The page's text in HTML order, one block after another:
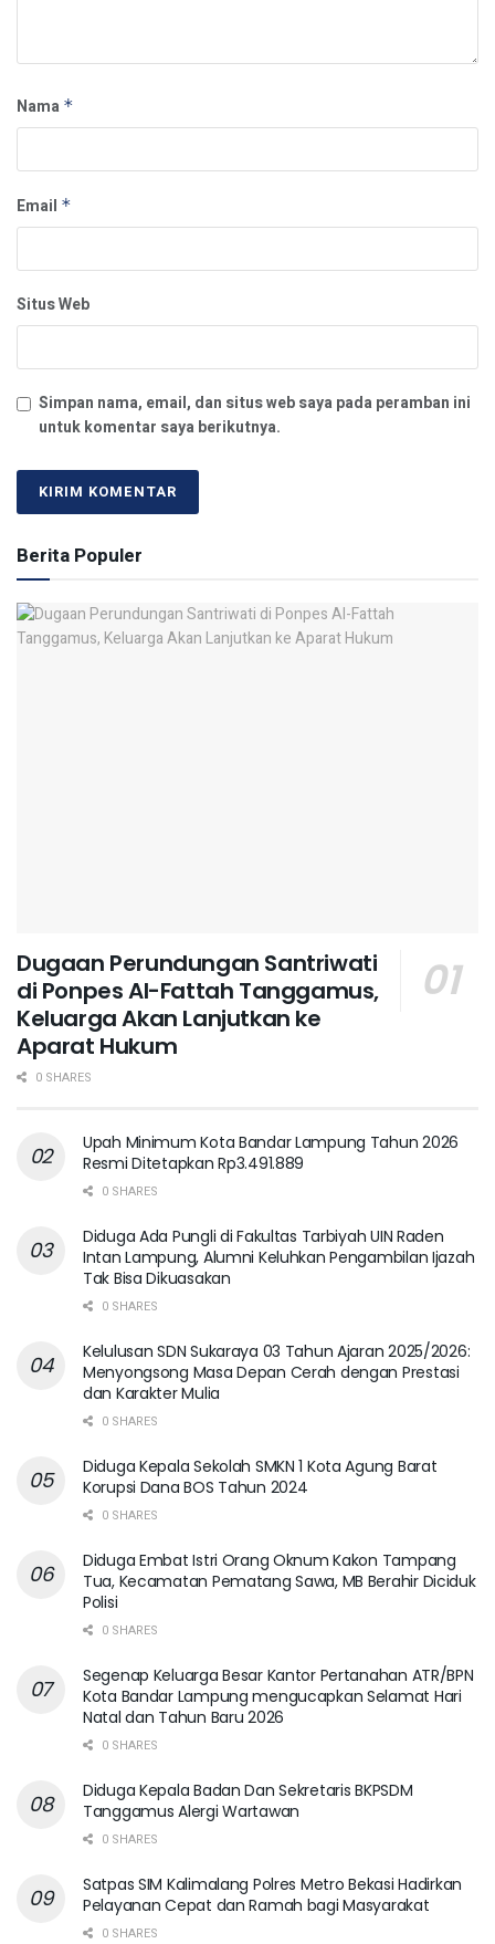
Nama *
Email *
Situs Web
Simpan nama, email, dan situs web saya pada peramban ini
untuk komentar saya berikutnya.
Berita Populer
Dugaan Perundungan Santriwati
di Ponpes Al-Fattah Tanggamus,
Keluarga Akan Lanjutkan ke
Aparat Hukum ‎
0 SHARES
Upah Minimum Kota Bandar Lampung Tahun 2026
Resmi Ditetapkan Rp3.491.889
0 SHARES
Diduga Ada Pungli di Fakultas Tarbiyah UIN Raden
Intan Lampung, Alumni Keluhkan Pengambilan Ijazah
Tak Bisa Dikuasakan
0 SHARES
Kelulusan SDN Sukaraya 03 Tahun Ajaran 2025/2026:
Menyongsong Masa Depan Cerah dengan Prestasi
dan Karakter Mulia
0 SHARES
Diduga Kepala Sekolah SMKN 1 Kota Agung Barat
Korupsi Dana BOS Tahun 2024
0 SHARES
Diduga Embat Istri Orang Oknum Kakon Tampang
Tua, Kecamatan Pematang Sawa, MB Berahir Diciduk
Polisi
0 SHARES
Segenap Keluarga Besar Kantor Pertanahan ATR/BPN
Kota Bandar Lampung mengucapkan Selamat Hari
Natal dan Tahun Baru 2026
0 SHARES
Diduga Kepala Badan Dan Sekretaris BKPSDM
Tanggamus Alergi Wartawan
0 SHARES
Satpas SIM Kalimalang Polres Metro Bekasi Hadirkan
Pelayanan Cepat dan Ramah bagi Masyarakat
0 SHARES